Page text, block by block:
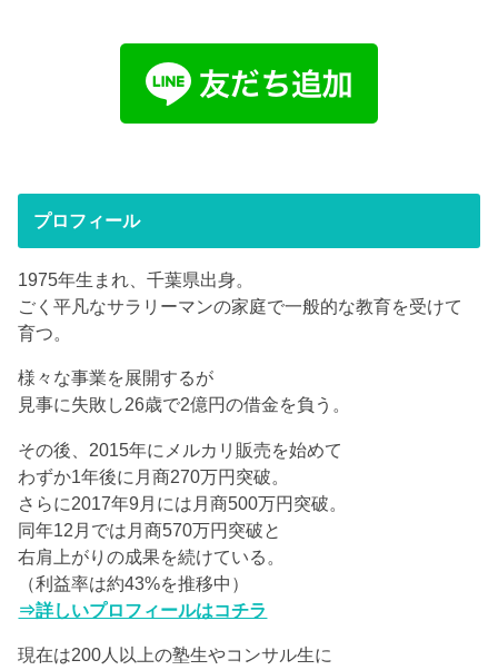
プロフィール
1975年生まれ、千葉県出身。
ごく平凡なサラリーマンの家庭で一般的な教育を受けて
育つ。
様々な事業を展開するが
見事に失敗し26歳で2億円の借金を負う。
その後、2015年にメルカリ販売を始めて
わずか1年後に月商270万円突破。
さらに2017年9月には月商500万円突破。
同年12月では月商570万円突破と
右肩上がりの成果を続けている。
（利益率は約43%を推移中）
⇒詳しいプロフィールはコチラ
現在は200人以上の塾生やコンサル生に